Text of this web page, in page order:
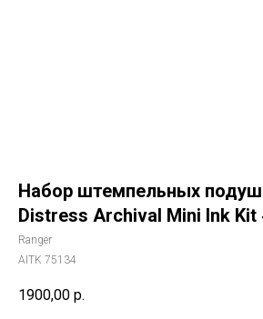
Набор штемпельных
Distress Archival Mini Ink Kit
Ranger
AITK 75134
1900,00 р.